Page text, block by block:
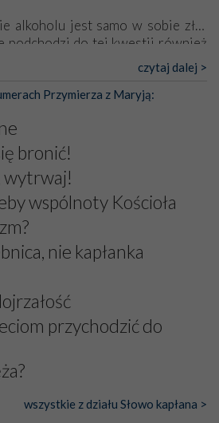
alkoholu jest samo w sobie złe?
podchodzi do tej kwestii również
papierowym]
czytaj dalej >
Przymierza z Maryją:
bronić!
wytrwaj!
wspólnoty Kościoła
nie kapłanka
przychodzić do
wszystkie z działu Słowo kapłana >